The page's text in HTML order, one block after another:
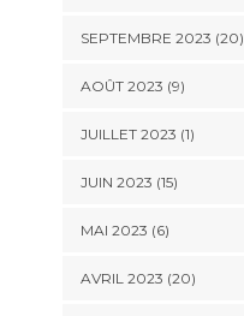
SEPTEMBRE 2023 (20)
AOÛT 2023 (9)
JUILLET 2023 (1)
JUIN 2023 (15)
MAI 2023 (6)
AVRIL 2023 (20)